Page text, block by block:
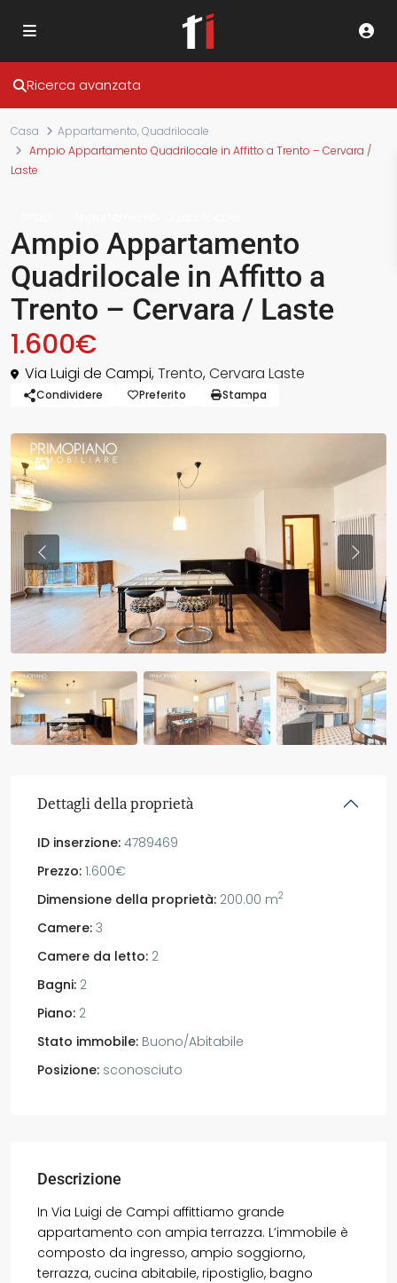
Ricerca avanzata
Casa Appartamento,Quadrilocale
Ampio Appartamento Quadrilocale in Affitto a Trento – Cervara /
Laste
Ampio Appartamento
Quadrilocale in Affitto a
Trento – Cervara / Laste
1.600€
Via Luigi de Campi,Trento,Cervara Laste
Condividere Preferito Stampa
Previous
Dettagli della proprietà
ID inserzione: 4789469
Prezzo: 1.600€
Dimensione della proprietà: 200.00 m2
Camere: 3
Camere da letto: 2
Bagni: 2
Piano: 2
Stato immobile: Buono/Abitabile
Posizione: sconosciuto
Descrizione
In Via Luigi de Campi affittiamo grande
appartamento con ampia terrazza. L’immobile è
composto da ingresso, ampio soggiorno,
terrazza, cucina abitabile, ripostiglio, bagno